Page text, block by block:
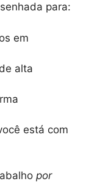
para:
em
alta
está com
por